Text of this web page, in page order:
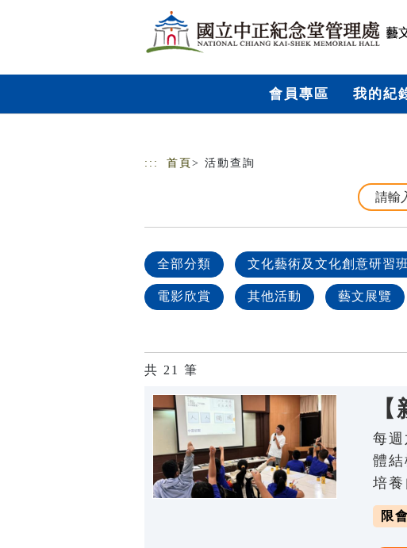
會員專區 我的紀
::: 首頁 > 活動查詢
全部分類 文化藝術及文化創意研習班
電影欣賞 其他活動 藝文展覽
共 21 筆
每
體
培養
限